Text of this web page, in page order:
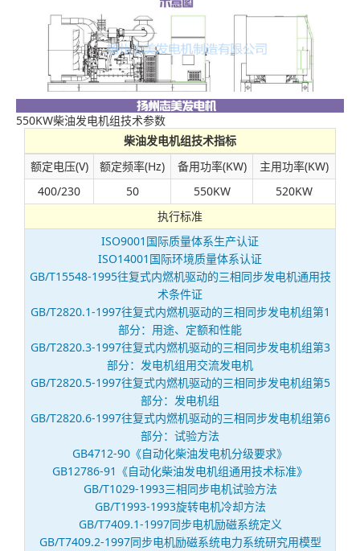
550KW柴油发电机组技术参数
柴油发电机组技术指标
额定电压(V)
额定频率(Hz) 备用功率(KW)
主用功率(KW)
400/230
50 550KW
520KW
执行标准
ISO9001国际质量体系生产认证
ISO14001国际环境质量体系认证
GB/T15548-1995往复式内燃机驱动的三相同步发电机通用技
术条件证
GB/T2820.1-1997往复式内燃机驱动的三相同步发电机组第1
部分：用途、定额和性能
GB/T2820.3-1997往复式内燃机驱动的三相同步发电机组第3
部分：发电机组用交流发电机
GB/T2820.5-1997往复式内燃机驱动的三相同步发电机组第5
部分：发电机组
GB/T2820.6-1997往复式内燃机驱动的三相同步发电机组第6
部分：试验方法
GB4712-90《自动化柴油发电机分级要求》
GB12786-91《自动化柴油发电机组通用技术标准》
GB/T1029-1993三相同步电机试验方法
GB/T1993-1993旋转电机冷却方法
GB/T7409.1-1997同步电机励磁系统定义
GB/T7409.2-1997同步电机励磁系统电力系统研究用模型